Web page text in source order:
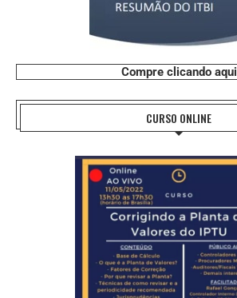
Compre clicando aqui
CURSO ONLINE